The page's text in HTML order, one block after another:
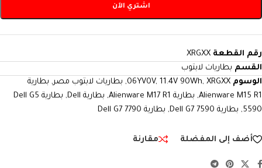
اشتري الآن
رقم القطعة XRGXX
القسم بطاريات لابتوب
الوسوم
06YV0V, 11.4V 90Wh, XRGXX
, بطاريات لابتوب مصر, بطارية
Alienware M15 R1
, بطارية Alienware M17 R1 , بطارية Dell ,
بطارية Dell G5
5590
, بطارية Dell G7 7590 , بطارية Dell G7 7790
أضف إلى المفضلة مقارنة